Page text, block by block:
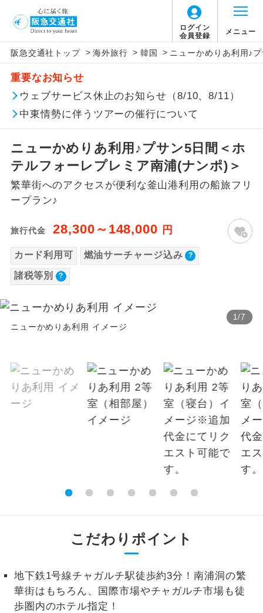
ログイン
会員登録
メニュー
阪急交通社トップ > 海外旅行 > 韓国 > ニューかめりあ利用♪
重要なお知らせ
ウェブサービス休止のお知らせ（8/10、8/11）
中東情勢に伴うツアーの催行について
ニューかめりあ利用♪プサン5日間＜ホ
テルフォーレプレミア南浦(ナンポ)＞
繁華街へのアクセスが便利な釜山港利用の船旅フリ
ープラン♪
旅行代金 28,300～148,000 円
カード利用可 燃油サーチャージ込み
諸税等別
1/7
ニューかめりあ利用 イメージ
こだわりポイント
地下鉄1号線チャガルチ駅徒歩約3分！南浦洞の繁
華街はもちろん、国際市場やチャガルチ市場も徒
歩圏内のホテル指定！
燃油サーチャージは旅行代金に含まれていま
す。
なお、今後燃油サーチャージの増減または廃
止された場合でも旅行代金に変更はございま
せん。
旅行代金に、以下の料金は含まれておりませ
ん。別途お支払が必要となります。
【海外空港諸税等】
旅行代金に各国空港の旅客サービス施設使用
料と空港税等は含まれておりません。別途お
支払いが必要となります。
大人（12歳以上）800円、子供（2歳以上12
※手配の都合により変更になる場合がありま
す。
【その他諸税追加】
2026/8/10〜 大人（12歳以上）500円、子供
（2歳以上12歳未満）250円国際観光旅客税
供（2歳以上12歳未満）3,000円
このツアーは以下の出発地から追加代金でご参
加いただけます。
※リクエスト受付の場合、ご手配の可否は後日回答さ
せていただきます。
追加代金にて各地発着ありとは
当ツアーは日程表に記載の出発空港だけで
なく、各地より下記追加代金にて飛行機や
ご同行者様が異なる発着地をご希望の場合
は、当社予約センターまで連絡ください。
アイコン 説明
添乗員同行
往路出発空港（駅）から復路到着空港
（駅）まで同行します。
現地到着後、現地係員が同行しお世話い
たします。
バスガイド乗
バスガイドが乗務し、車内での観光案内
があります。
ユネスコに登録されている文化遺産や自
然遺産を訪ねるコースです。
温泉
露天風呂
ご宿泊ホテルに露天風呂が付いていま
す。
全食事付き
事の心配はいりません。（機内食を除
く）
周りの音を気にせず、ガイドさんの説明
2名様から出発可能な個人型プランで
おひとり様参
加限定
おひとり様限定でご参加いただけるコー
スです。